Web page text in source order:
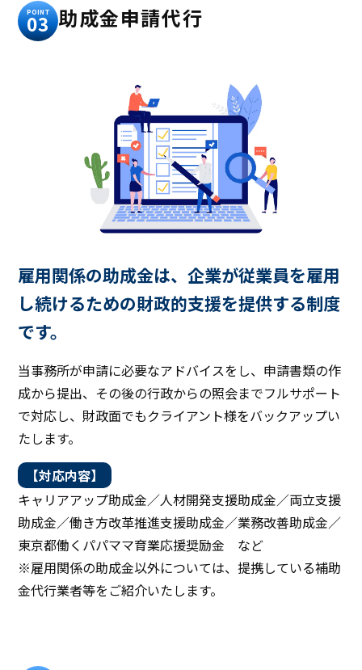
POINT
03 助成金申請代行
雇用関係の助成金は、企業が従業員を雇用
し続けるための財政的支援を提供する制度
です。
当事務所が申請に必要なアドバイスをし、申請書類の作
成から提出、その後の行政からの照会までフルサポート
で対応し、財政面でもクライアント様をバックアップい
たします。
【対応内容】
キャリアアップ助成金／人材開発支援助成金／両立支援
助成金／働き方改革推進支援助成金／業務改善助成金／
東京都働くパパママ育業応援奨励金 など
※雇用関係の助成金以外については、提携している補助
金代行業者等をご紹介いたします。